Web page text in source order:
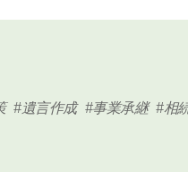
遺言作成 事業承継 相